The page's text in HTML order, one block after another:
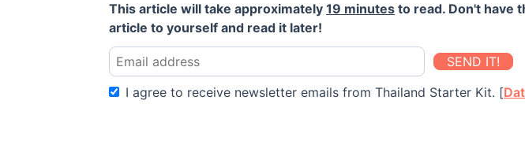
This article will take approximately 19 minutes to read. Don't have
article to yourself and read it later!
SEND IT!
I agree to receive newsletter emails from Thailand Starter Kit. [